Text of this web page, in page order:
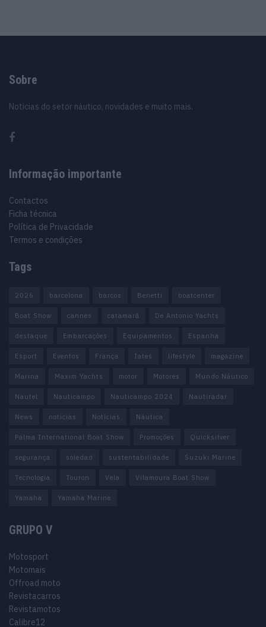
Sobre
Noticias do setor náutico, novidades e muito mais.
Informação importante
Contactos
Ficha técnica
Política de Privacidade
Termos e condições
Tags
2026 barcelona barcos Benetti boatcenter
Boat Show cannes catamarã De Antonio Yachts
destaque Embarcações Equipamentos Espanha
Esport Eventos França Iates lifestyle magazine
Marina Maxim Yachts motor Motores Mundo Náutico
Nautel Nauticampo Nauticampo 2024 Nautiradar
News noticias Notícias Náutica
Palma International Boat Show Promoções Quicksilver
segurança soledad sustentabilidade Suzuki Marine
Tecnologia Touron Vela Vilamoura Boat Show
Yamaha Yamaha Marine
GRUPO V
Motosport
Motomais
Offroad moto
Revistacarros
Revistamotos
Calibre12